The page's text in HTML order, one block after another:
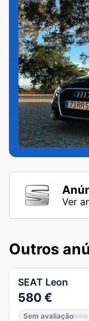
Ver
Outros
SEAT Leon
580 €
Sem avaliação